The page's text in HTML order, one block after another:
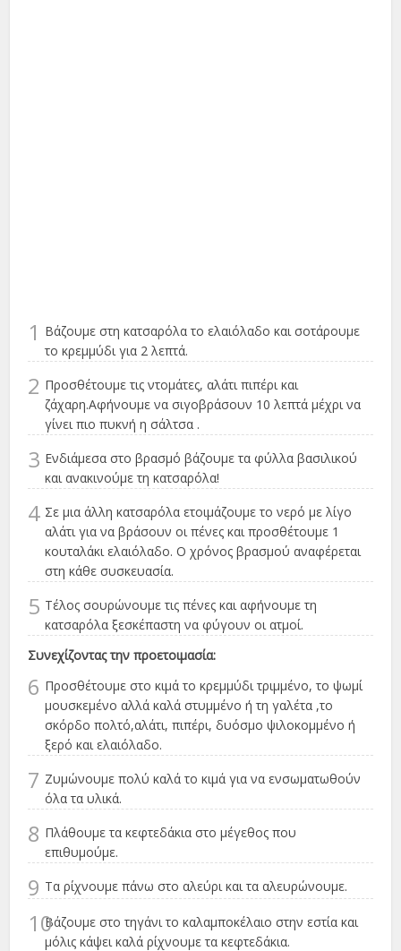
1 Βάζουμε στη κατσαρόλα το ελαιόλαδο και σοτάρουμε
το κρεμμύδι για 2 λεπτά.
2 Προσθέτουμε τις ντομάτες, αλάτι πιπέρι και
ζάχαρη.Αφήνουμε να σιγοβράσουν 10 λεπτά μέχρι να
γίνει πιο πυκνή η σάλτσα .
3 Ενδιάμεσα στο βρασμό βάζουμε τα φύλλα βασιλικού
και ανακινούμε τη κατσαρόλα!
4 Σε μια άλλη κατσαρόλα ετοιμάζουμε το νερό με λίγο
αλάτι για να βράσουν οι πένες και προσθέτουμε 1
κουταλάκι ελαιόλαδο. Ο χρόνος βρασμού αναφέρεται
στη κάθε συσκευασία.
5 Τέλος σουρώνουμε τις πένες και αφήνουμε τη
κατσαρόλα ξεσκέπαστη να φύγουν οι ατμοί.
Συνεχίζοντας την προετοιμασία:
6 Προσθέτουμε στο κιμά το κρεμμύδι τριμμένο, το ψωμί
μουσκεμένο αλλά καλά στυμμένο ή τη γαλέτα ,το
σκόρδο πολτό,αλάτι, πιπέρι, δυόσμο ψιλοκομμένο ή
ξερό και ελαιόλαδο.
7 Ζυμώνουμε πολύ καλά το κιμά για να ενσωματωθούν
όλα τα υλικά.
8 Πλάθουμε τα κεφτεδάκια στο μέγεθος που
επιθυμούμε.
9 Τα ρίχνουμε πάνω στο αλεύρι και τα αλευρώνουμε.
10Βάζουμε στο τηγάνι το καλαμποκέλαιο στην εστία και
μόλις κάψει καλά ρίχνουμε τα κεφτεδάκια.